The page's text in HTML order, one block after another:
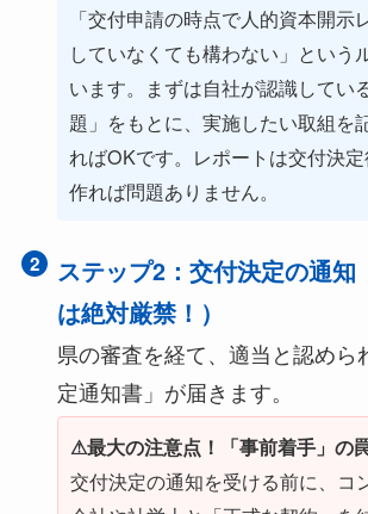
「交付申請の時点で人的資本開示
していなくても構わない」という
います。まずは自社が認識してい
題」をもとに、実施したい取組を
ればOKです。レポートは交付決
作れば問題ありません。
2
ステップ2：交付決定の通知
は絶対厳禁！）
県の審査を経て、適当と認めら
定通知書」が届きます。
⚠最大の注意点！「事前着手」の
交付決定の通知を受ける前に、コ